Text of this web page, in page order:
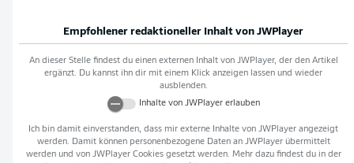
Empfohlener redaktioneller Inhalt von JWPlayer
An dieser Stelle findest du einen externen Inhalt von JWPlayer, der den Artikel
ergänzt. Du kannst ihn dir mit einem Klick anzeigen lassen und wieder
ausblenden.
Inhalte von JWPlayererlauben
Ich bin damit einverstanden, dass mir externe Inhalte von JWPlayer angezeigt
werden. Damit können personenbezogene Daten an JWPlayerübermittelt
werden und von JWPlayerCookies gesetzt werden. Mehr dazu findest du in der